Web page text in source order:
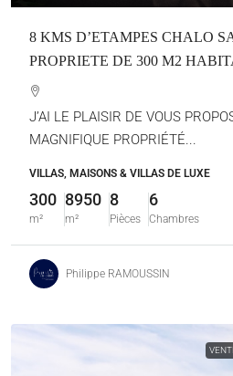
8 KMS D’ETAMPES CHALO
PROPRIETE DE 300 M2
J’AI LE PLAISIR DE VOUS
MAGNIFIQUE PROPRIÉTÉ...
VILLAS, MAISONS & VILLAS DE LUXE
300
m²
8950
m²
8
Pièces
6
Chambres
Philippe RAMOUSSIN